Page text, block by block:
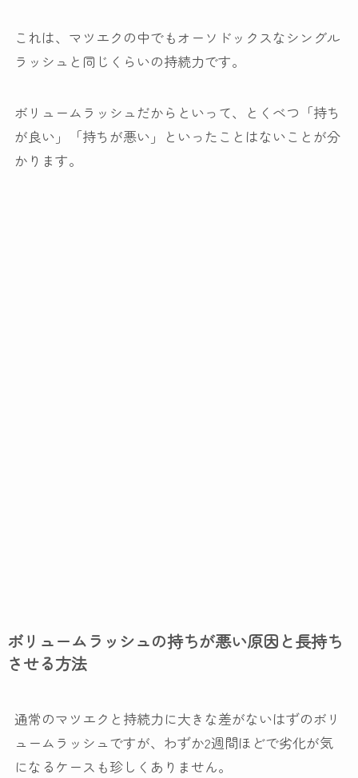
これは、マツエクの中でもオーソドックスなシングル
ラッシュと同じくらいの持続力です。
ボリュームラッシュだからといって、とくべつ「持ち
が良い」「持ちが悪い」といったことはないことが分
かります。
ボリュームラッシュの持ちが悪い原因と長持ち
させる方法
通常のマツエクと持続力に大きな差がないはずのボリ
ュームラッシュですが、わずか2週間ほどで劣化が気
になるケースも珍しくありません。